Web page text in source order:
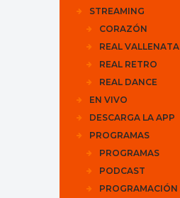
STREAMING
CORAZÓN
REAL VALLENATA
REAL RETRO
REAL DANCE
EN VIVO
DESCARGA LA APP
PROGRAMAS
PROGRAMAS
PODCAST
PROGRAMACIÓN